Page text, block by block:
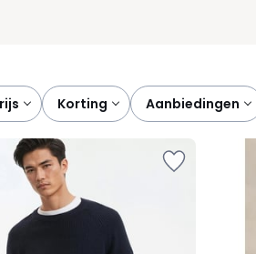
prijs korting aanbiedingen